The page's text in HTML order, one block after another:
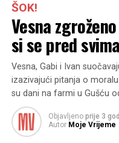
ŠOK!
Vesna
si se pred
Vesna, Gabi i Ivan
izazivajući pitanja o
su dani na farmi u Gušću
Objavljeno prije 3
Autor Moje Vrijeme